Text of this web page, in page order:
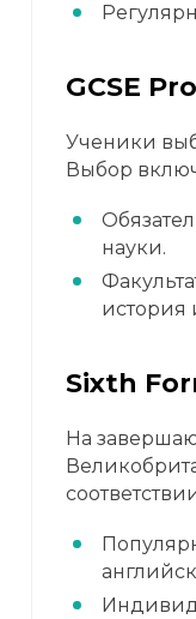
GCSE
Ученики
Выбор
науки.
история
Sixth
На